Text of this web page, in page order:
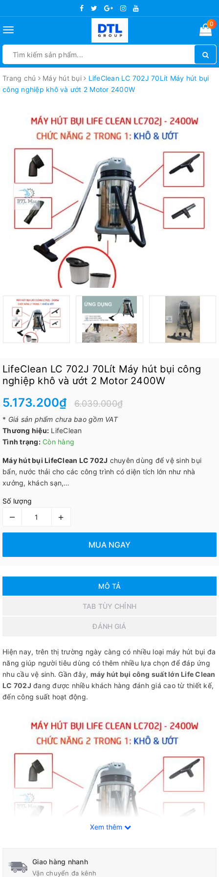
Toggle
0
Trang chủ Máy hút bụi
LifeClean LC 702J 70Lít Máy hút bụi
công nghiệp khô và ướt 2 Motor 2400W
LifeClean LC 702J 70Lít Máy hút bụi công
nghiệp khô và ướt 2 Motor 2400W
5.173.200₫ 6.039.000₫
* Giá sản phẩm chưa bao gồm VAT
Thương hiệu: LifeClean
Tình trạng: Còn hàng
Máy hút bụi LifeClean LC 702J chuyên dùng để vệ sinh bụi
bẩn, nước thải cho các công trình có diện tích lớn như nhà
xưởng, khách sạn,…
Số lượng
– +
MUA NGAY
MÔ TẢ
TAB TÙY CHỈNH
ĐÁNH GIÁ
Hiện nay, trên thị trường ngày càng có nhiều loại máy hút bụi đa
năng giúp người tiêu dùng có thêm nhiều lựa chọn để đáp ứng
nhu cầu vệ sinh. Gần đây, máy hút bụi công suất lớn Life Clean
LC 702J đang được nhiều khách hàng đánh giá cao từ thiết kế,
đến công suất hoạt động.
Xem thêm
Giao hàng nhanh
Vận chuyển đa kênh